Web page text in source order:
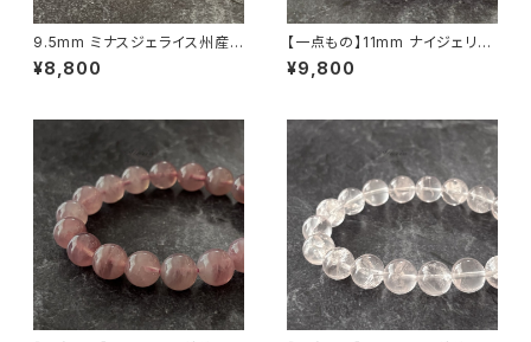
9.5mm ミナスジェライス州産
ゴールデン ルチルクォーツ ブレ
スレット【鑑別済み・画像現物・R
¥8,800
【一点もの】11mm ナイジェリア
産 クンツァイト（リシア輝石）ブ
レスレット【鑑別済み】
¥9,800